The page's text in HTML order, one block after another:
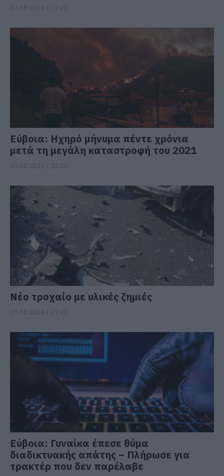
Εύβοια: Ηχηρό μήνυμα πέντε χρόνια
μετά τη μεγάλη καταστροφή του 2021
Νέο τροχαίο με υλικές ζημιές
Εύβοια: Γυναίκα έπεσε θύμα
διαδικτυακής απάτης – Πλήρωσε για
τρακτέρ που δεν παρέλαβε